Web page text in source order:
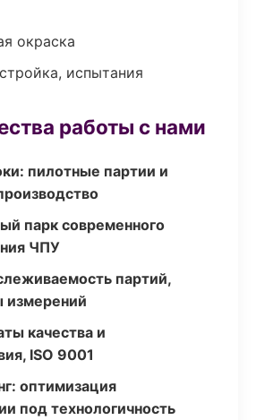
окраска
испытания
работы с нами
пилотные партии и
парк современного
ЧПУ
партий,
измерений
качества и
ISO 9001
оптимизация
под технологичность